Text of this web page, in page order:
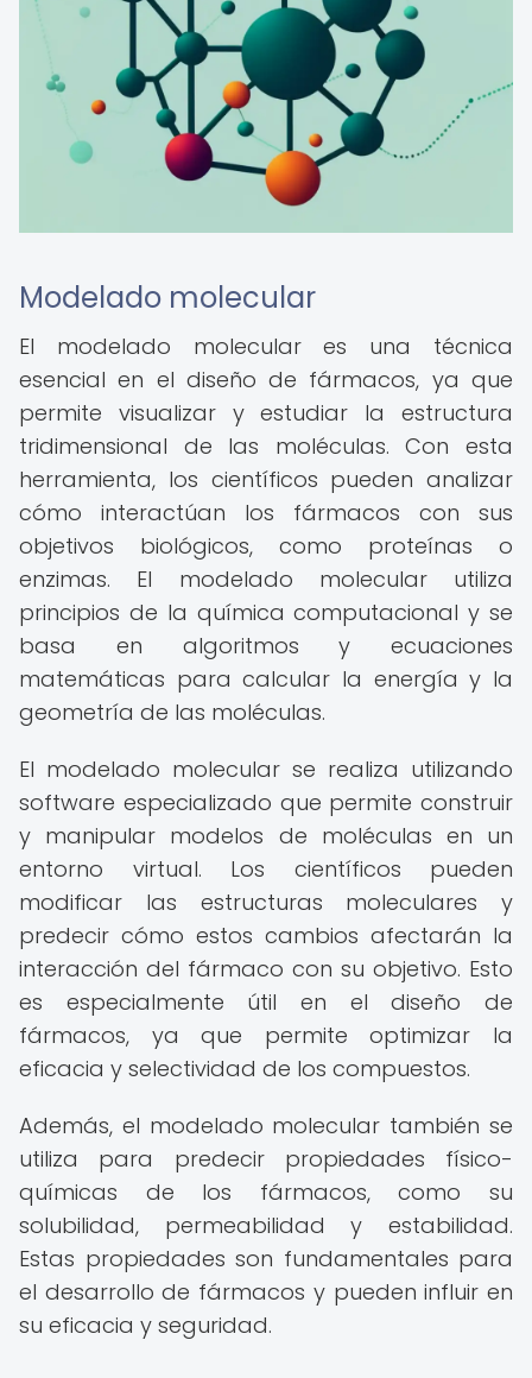
Modelado molecular
El modelado molecular es una técnica
esencial en el diseño de fármacos, ya que
permite visualizar y estudiar la estructura
tridimensional de las moléculas. Con esta
herramienta, los científicos pueden analizar
cómo interactúan los fármacos con sus
objetivos biológicos, como proteínas o
enzimas. El modelado molecular utiliza
principios de la química computacional y se
basa en algoritmos y ecuaciones
matemáticas para calcular la energía y la
geometría de las moléculas.
El modelado molecular se realiza utilizando
software especializado que permite construir
y manipular modelos de moléculas en un
entorno virtual. Los científicos pueden
modificar las estructuras moleculares y
predecir cómo estos cambios afectarán la
interacción del fármaco con su objetivo. Esto
es especialmente útil en el diseño de
fármacos, ya que permite optimizar la
eficacia y selectividad de los compuestos.
Además, el modelado molecular también se
utiliza para predecir propiedades físico-
químicas de los fármacos, como su
solubilidad, permeabilidad y estabilidad.
Estas propiedades son fundamentales para
el desarrollo de fármacos y pueden influir en
su eficacia y seguridad.